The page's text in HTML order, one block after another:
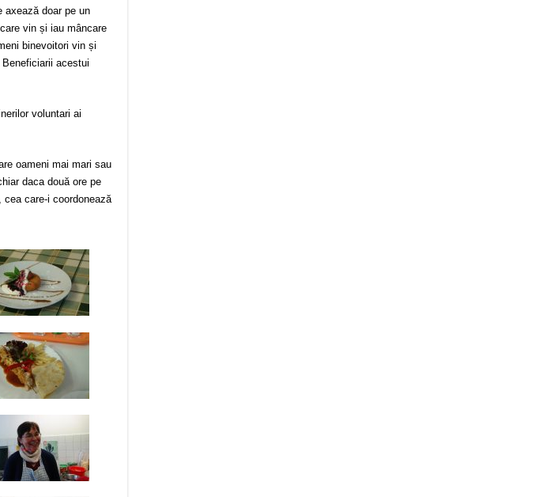
axează doar pe un
vin și iau mâncare
binevoitori vin și
acestui
voluntari ai
oameni mai mari sau
daca două ore pe
care-i coordonează